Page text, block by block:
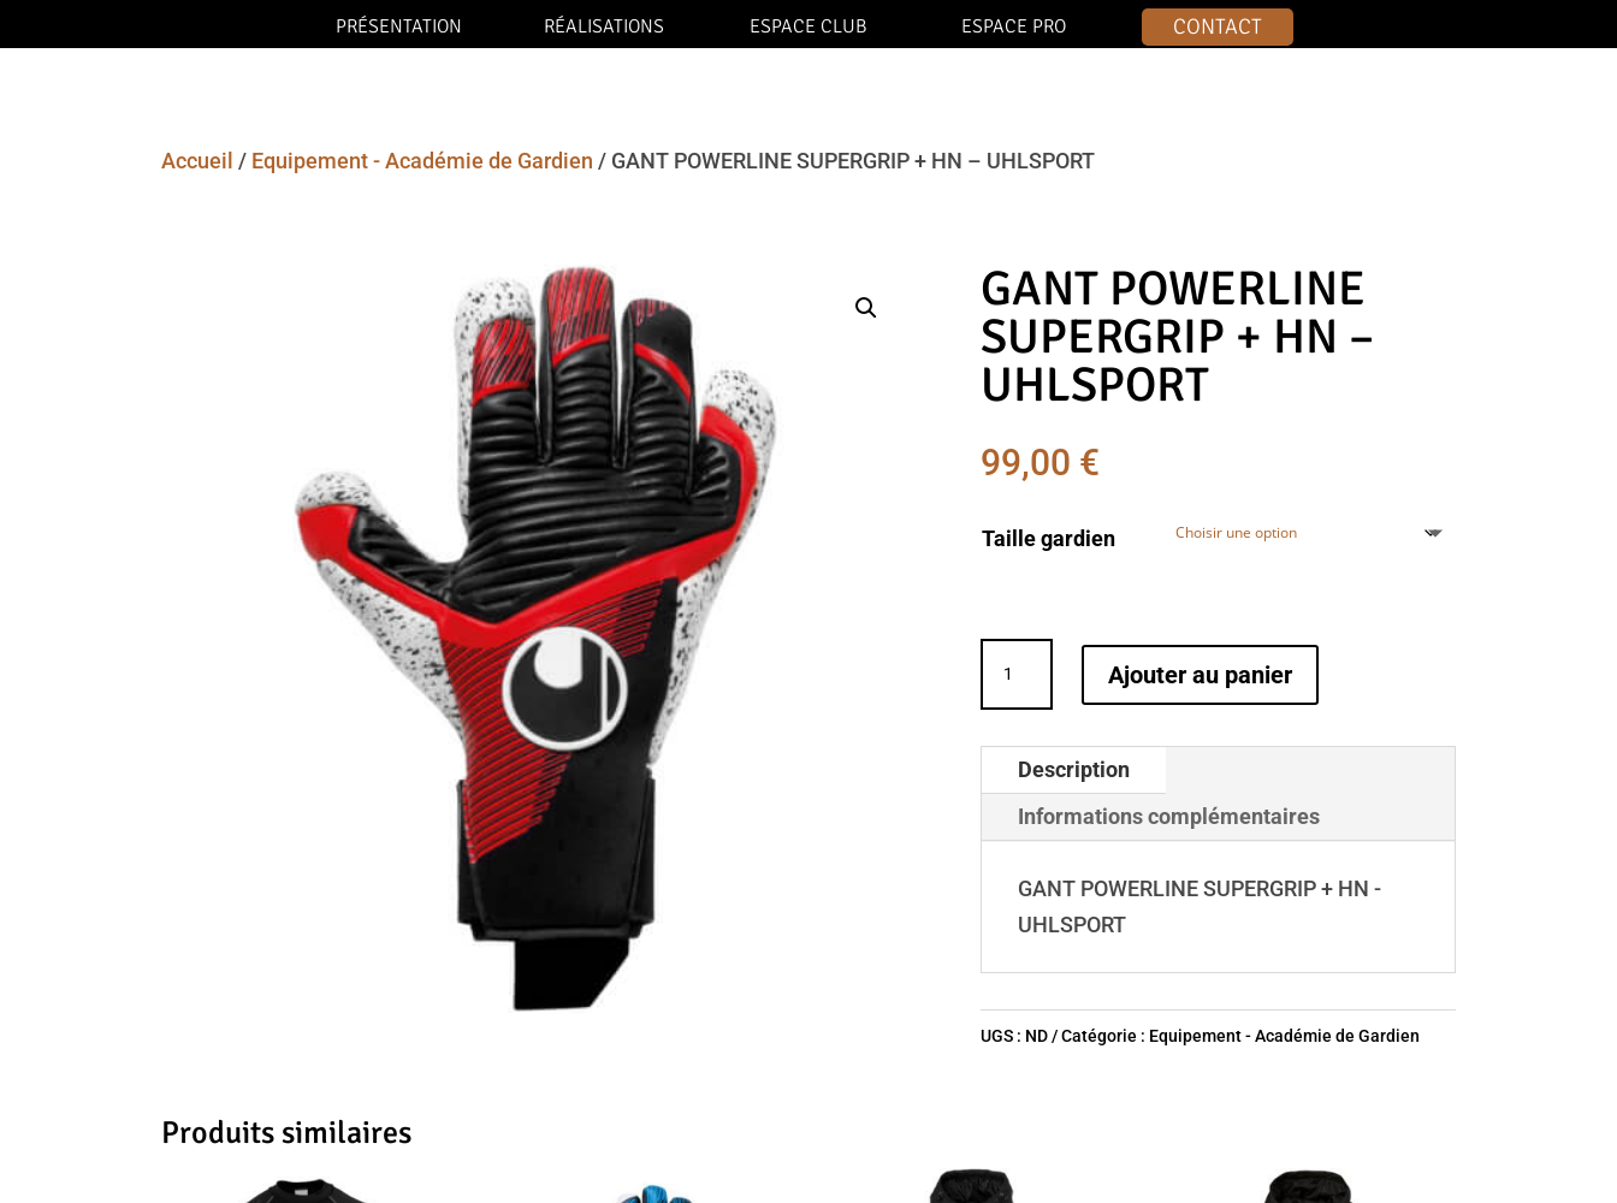
PRÉSENTATION RÉALISATIONS ESPACE CLUB ESPACE PRO CONTACT
Accueil / Equipement - Académie de Gardien / GANT POWERLINE SUPERGRIP + HN – UHLSPORT
GANT POWERLINE
SUPERGRIP + HN –
UHLSPORT
99,00 €
Taille gardien
POWERLINE
SUPERGRIP
+
Ajouter au panier
Description
Informations complémentaires
GANT POWERLINE SUPERGRIP + HN -
UHLSPORT
UGS : ND Catégorie : Equipement - Académie de Gardien
Produits similaires